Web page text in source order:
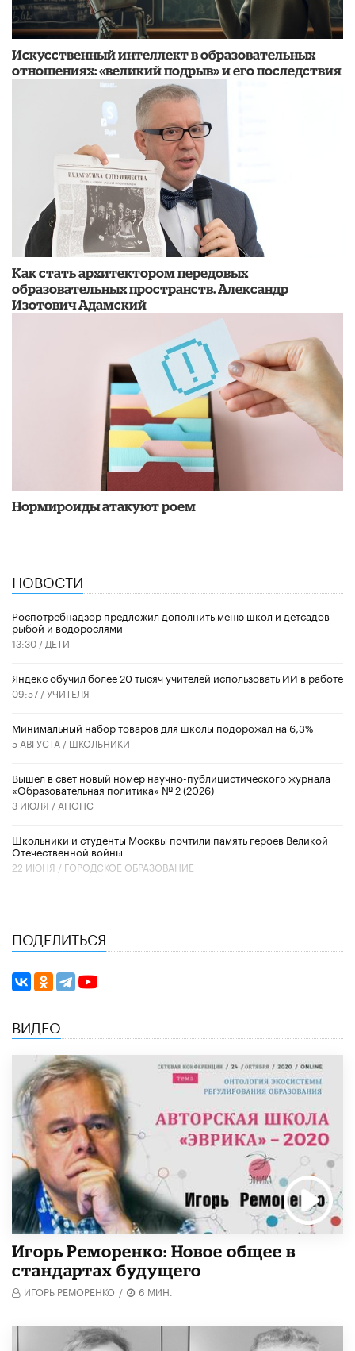
​Искусственный интеллект в образовательных
отношениях: «великий подрыв» и его последствия
​Как стать архитектором передовых
образовательных пространств. Александр
Изотович Адамский
Нормироиды атакуют роем
НОВОСТИ
Роспотребнадзор предложил дополнить меню школ и детсадов
рыбой и водорослями
13:30 / ДЕТИ
​Яндекс обучил более 20 тысяч учителей использовать ИИ в работе
09:57 /УЧИТЕЛЯ
Минимальный набор товаров для школы подорожал на 6,3%
5 АВГУСТА / ШКОЛЬНИКИ
Вышел в свет новый номер научно-публицистического журнала
«Образовательная политика» № 2 (2026)
3 ИЮЛЯ / АНОНС
Школьники и студенты Москвы почтили память героев Великой
Отечественной войны
22 ИЮНЯ / ГОРОДСКОЕ ОБРАЗОВАНИЕ
ПОДЕЛИТЬСЯ
ВИДЕО
Игорь Реморенко: Новое общее в
стандартах будущего
ИГОРЬ РЕМОРЕНКО / 6 МИН.